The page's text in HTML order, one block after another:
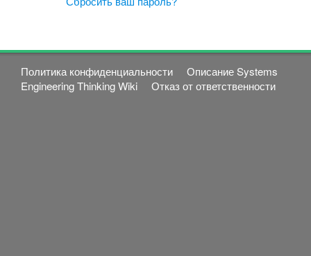
Политика конфиденциальности
Описание Systems
Engineering Thinking Wiki
Отказ от ответственности